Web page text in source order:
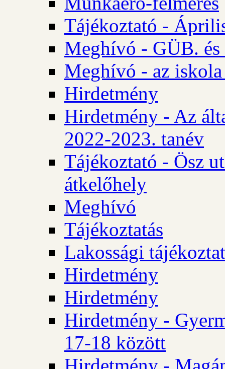
Tájékoztató -
Meghívó - GÜB.
Meghívó - az iskola
Hirdetmény
Hirdetmény - Az
2022-2023. tanév
Tájékoztató - Ösz
átkelőhely
Meghívó
Tájékoztatás
Lakossági
Hirdetmény
Hirdetmény
Hirdetmény -
17-18 között